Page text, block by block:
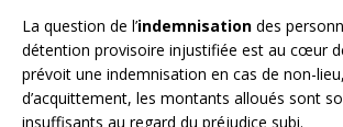
La question de l’indemnisation des
détention provisoire injustifiée est au cœur
prévoit une indemnisation en cas de non-
d’acquittement, les montants alloués sont
insuffisants au regard du préjudice subi.